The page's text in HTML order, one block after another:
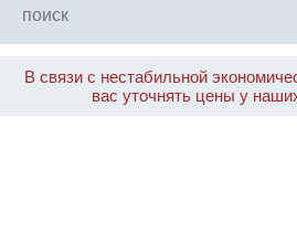
В связи с нестабильной
вас уточнять цены у